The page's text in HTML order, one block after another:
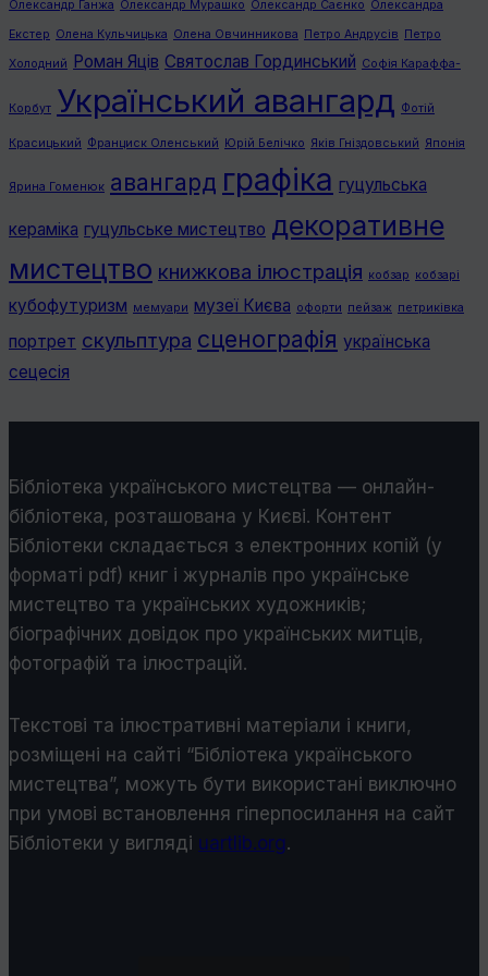
Олександр Ганжа Олександр Мурашко Олександр Саєнко Олександра
Екстер Олена Кульчицька Олена Овчинникова Петро Андрусів Петро
Холодний Роман Яців Святослав Гординський Софія Караффа-
Корбут Український авангард Фотій
Красицький Франциск Оленський Юрій Белічко Яків Гніздовський Японія
Ярина Гоменюк авангард графiка гуцульська
кераміка гуцульське мистецтво декоративне
мистецтво книжкова ілюстрація кобзар кобзарі
кубофутуризм мемуари музеї Києва офорти пейзаж петриківка
портрет скульптура сценографія українська
сецесія
Бібліотека українського мистецтва — онлайн-
бібліотека, розташована у Києві. Контент
Бібліотеки складається з електронних копій (у
форматі pdf) книг і журналів про українське
мистецтво та українських художників;
біографічних довідок про українських митців,
фотографій та ілюстрацій.
Текстові та ілюстративні матеріали і книги,
розміщені на сайті “Бібліотека українського
мистецтва”, можуть бути використані виключно
при умові встановлення гіперпосилання на сайт
Бібліотеки у виглядi uartlib.org.